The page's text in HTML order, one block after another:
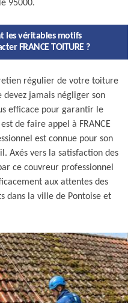
95000.
les véritables motifs
FRANCE TOITURE ?
régulier de votre toiture
devez jamais négliger son
efficace pour garantir le
de faire appel à FRANCE
est connue pour son
Axés vers la satisfaction des
ce couvreur professionnel
aux attentes des
dans la ville de Pontoise et